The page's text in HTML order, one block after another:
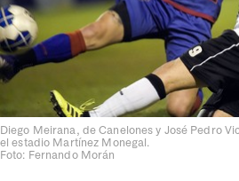
Diego Meirana, de Canelones y José Pedro
el estadio Martínez Monegal.
Foto: Fernando Morán